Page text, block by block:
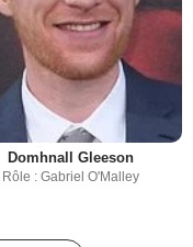
Domhnall Gleeson
Rôle : Gabriel O'Malley